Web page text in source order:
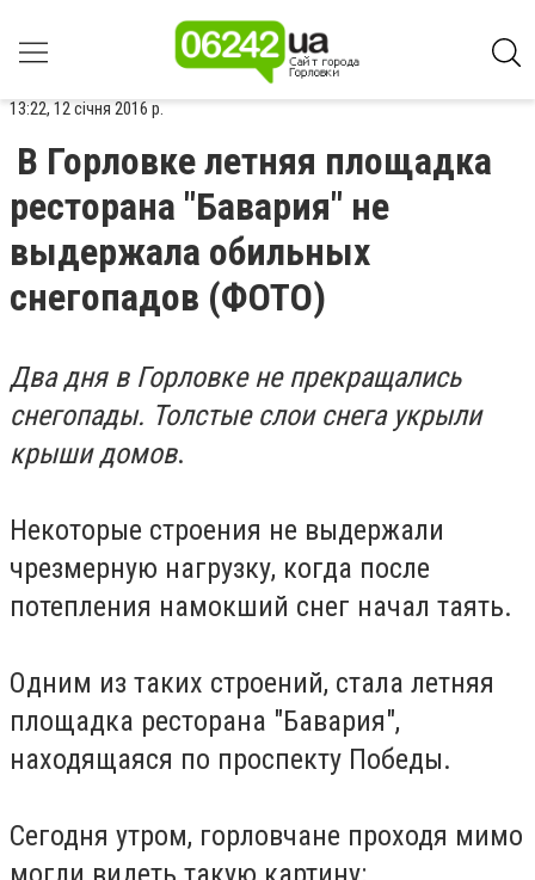
13:22, 12 січня 2016 р.
В Горловке летняя площадка
ресторана "Бавария" не
выдержала обильных
снегопадов (ФОТО)
Два дня в Горловке не прекращались
снегопады. Толстые слои снега укрыли
крыши домов.
Некоторые строения не выдержали
чрезмерную нагрузку, когда после
потепления намокший снег начал таять.
Одним из таких строений, стала летняя
площадка ресторана "Бавария",
находящаяся по проспекту Победы.
Сегодня утром, горловчане проходя мимо